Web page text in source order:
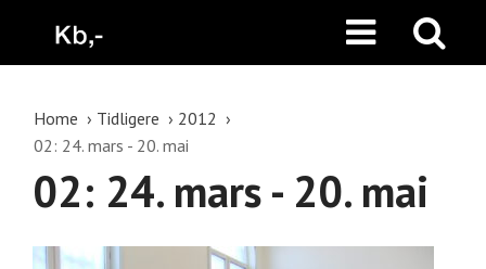
Home Tidligere
2012
02: 24. mars - 20. mai
02: 24. mars - 20. mai